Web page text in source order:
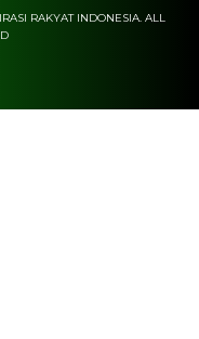
RAKYAT INDONESIA. ALL